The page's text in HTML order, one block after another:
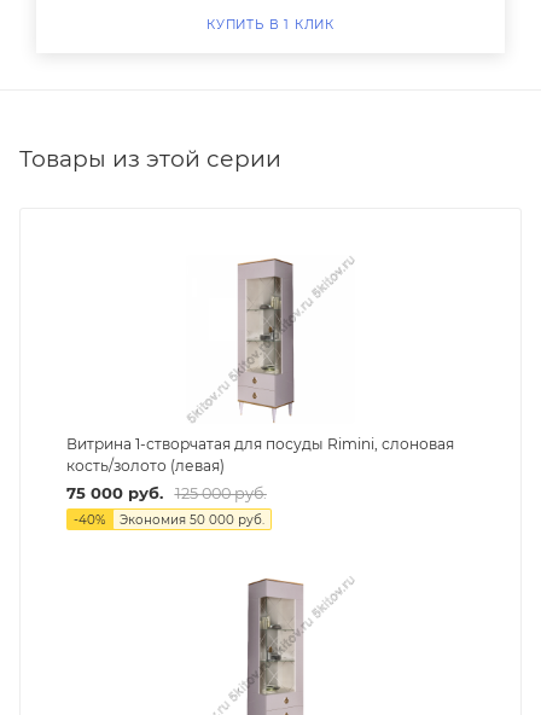
КУПИТЬ В 1 КЛИК
Товары из этой серии
Витрина 1-створчатая для посуды Rimini, слоновая
кость/золото (левая)
75 000руб. 125 000руб.
-40% Экономия 50 000руб.